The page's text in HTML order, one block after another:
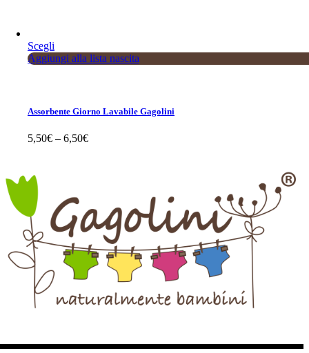
Scegli
prodotto
Le
opzioni
possono
essere
prodotto
Aggiungi alla lista nascita
Assorbente Giorno Lavabile Gagolini
5,50€ – 6,50€